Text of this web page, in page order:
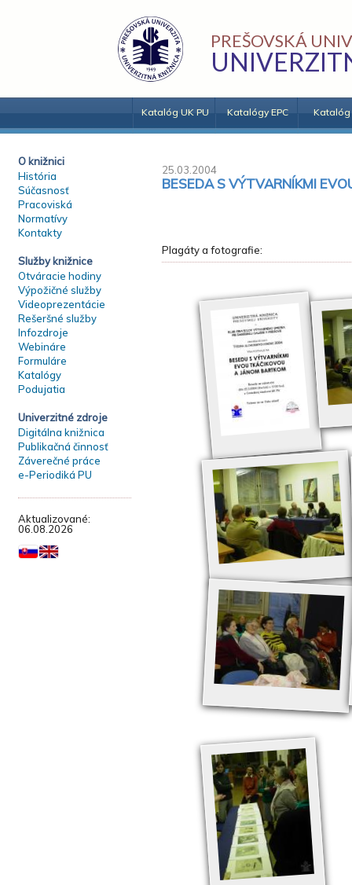
PREŠOVSKÁ
Katalóg UK PU Katalógy EPC Katalóg
O knižnici
História
Súčasnosť
Pracoviská
Normatívy
Kontakty
Služby knižnice
Otváracie hodiny
Výpožičné služby
Videoprezentácie
Rešeršné služby
Infozdroje
Webináre
Formuláre
Katalógy
Podujatia
Univerzitné zdroje
Digitálna knižnica
Publikačná činnosť
Záverečné práce
e-Periodiká PU
Aktualizované:
06.08.2026
25.03.2004
BESEDA S VÝTVARNÍKMI
Plagáty a fotografie: